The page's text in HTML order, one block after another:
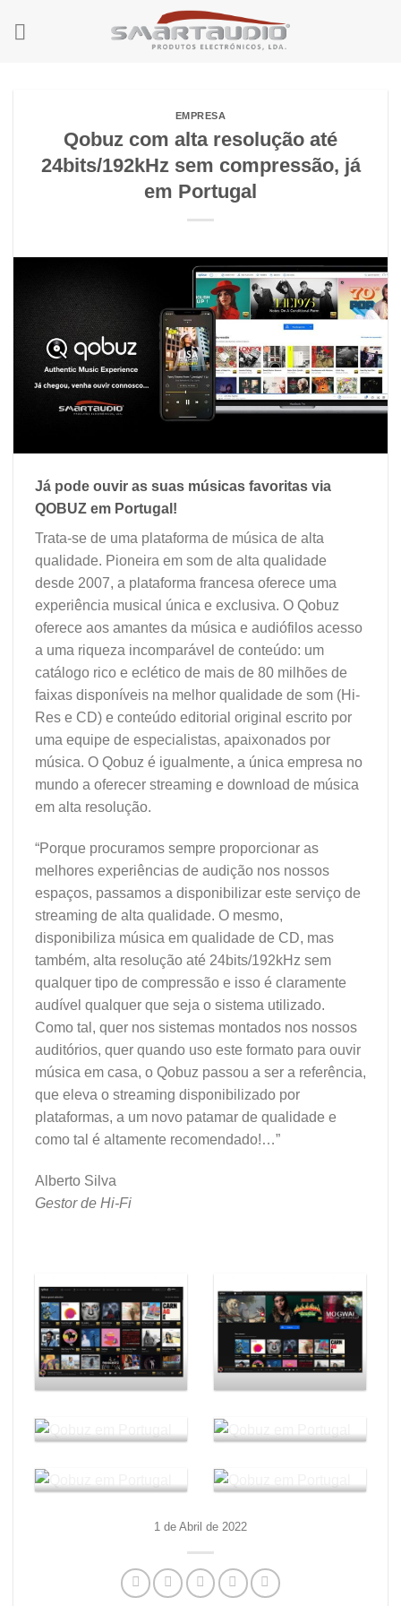
EMPRESA
Qobuz com alta resolução até
24bits/192kHz sem compressão, já
em Portugal
Já pode ouvir as suas músicas favoritas via
QOBUZ em Portugal!
Trata-se de uma plataforma de música de alta
qualidade. Pioneira em som de alta qualidade
desde 2007, a plataforma francesa oferece uma
experiência musical única e exclusiva. O Qobuz
oferece aos amantes da música e audiófilos acesso
a uma riqueza incomparável de conteúdo: um
catálogo rico e eclético de mais de 80 milhões de
faixas disponíveis na melhor qualidade de som (Hi-
Res e CD) e conteúdo editorial original escrito por
uma equipe de especialistas, apaixonados por
música. O Qobuz é igualmente, a única empresa no
mundo a oferecer streaming e download de música
em alta resolução.
“Porque procuramos sempre proporcionar as
melhores experiências de audição nos nossos
espaços, passamos a disponibilizar este serviço de
streaming de alta qualidade. O mesmo,
disponibiliza música em qualidade de CD, mas
também, alta resolução até 24bits/192kHz sem
qualquer tipo de compressão e isso é claramente
audível qualquer que seja o sistema utilizado.
Como tal, quer nos sistemas montados nos nossos
auditórios, quer quando uso este formato para ouvir
música em casa, o Qobuz passou a ser a referência,
que eleva o streaming disponibilizado por
plataformas, a um novo patamar de qualidade e
como tal é altamente recomendado!…”
Alberto Silva
Gestor de Hi-Fi
1 de Abril de 2022